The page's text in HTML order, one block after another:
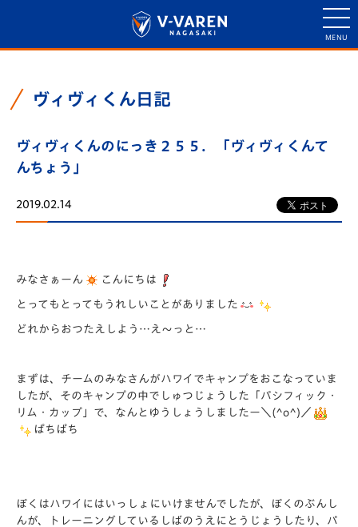
ヴィヴィくん日記
ヴィヴィくんのにっき２５５．「ヴィヴィくんて
んちょう」
2019.02.14
みなさぁーん こんにちは
とってもとってもうれしいことがありました
どれからおつたえしよう…え～っと…
まずは、チームのみなさんがハワイでキャンプをおこなっていま
したが、そのキャンプの中でしゅつじょうした「パシフィック・
リム・カップ」で、なんとゆうしょうしましたー＼(^o^)／
ぱちぱち
ぼくはハワイにはいっしょにいけませんでしたが、ぼくのぶんし
んが、トレーニングしているしばのうえにとうじょうしたり、パ